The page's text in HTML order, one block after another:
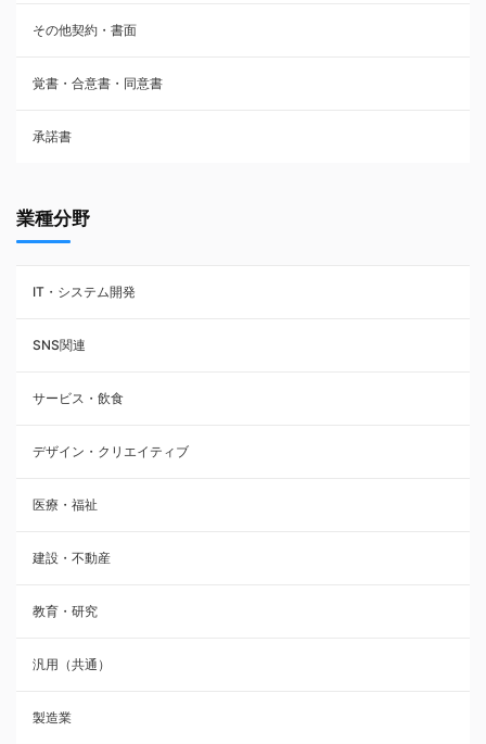
請負契約
フランチャイズ契約
賃貸借契約
その他契約・書面
覚書・合意書・同意書
承諾書
業種分野
IT・システム開発
SNS関連
サービス・飲食
デザイン・クリエイティブ
医療・福祉
建設・不動産
教育・研究
汎用（共通）
製造業